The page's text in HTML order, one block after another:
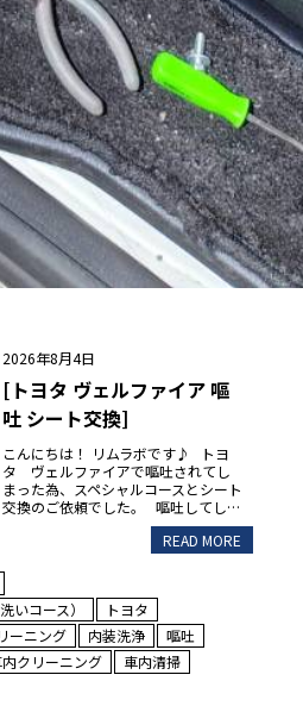
2026年8月4日
[トヨタ ヴェルファイア 嘔
吐 シート交換]
こんにちは！ リムラボです♪ トヨ
タ ヴェルファイアで嘔吐されてし
まった為、スペシャルコースとシート
交換のご依頼でした。 嘔吐してし…
READ MORE
いコース）
トヨタ
ーニング 内装洗浄
嘔吐
内クリーニング
車内清掃